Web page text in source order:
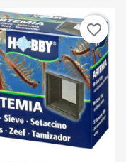
favorite_border